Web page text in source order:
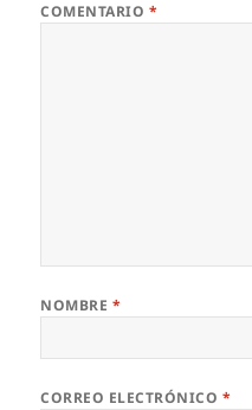
COMENTARIO *
NOMBRE *
CORREO ELECTRÓNICO *